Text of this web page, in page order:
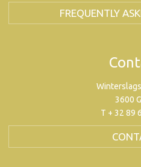
FREQUENTLY
3600
T + 32 89